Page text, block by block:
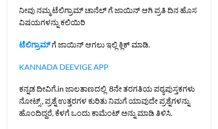
ನೀವು ನಮ್ಮ ಟೆಲಿಗ್ರಾಮ್ ಚಾನೆಲ್ ಗೆ ಜಾಯಿನ್ ಆಗಿ ಪ್ರತಿ ದಿನ ಹೊಸ
ವಿಷಯಗಳನ್ನು ಕಲಿಯಿರಿ
ಟೆಲಿಗ್ರಾಮ್ಗೆ ಜಾಯಿನ್ ಆಗಲು ಇಲ್ಲಿ ಕ್ಲಿಕ್ ಮಾಡಿ.
KANNADA DEEVIGE APP
ಕನ್ನಡ ದೀವಿಗೆ.in ಜಾಲತಾಣದಲ್ಲಿ 8ನೇ ತರಗತಿಯ ಪಠ್ಯಪುಸ್ತಕಗಳು
ನೋಟ್ಸ್ , ಪ್ರಶ್ನೆ ಉತ್ತರಗಳ ಕುರಿತು ನಿಮಗೆ ಯಾವುದೇ ಪ್ರಶ್ನೆಗಳನ್ನು
ಹೊಂದಿದ್ದರೆ, ಕೆಳಗೆ ಒಂದು ಕಾಮೆಂಟ್ ಅನ್ನು ಮಾಡಿ ತಿಳಿಸಿ.